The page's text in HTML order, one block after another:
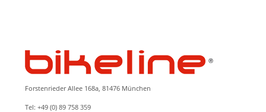
Forstenrieder Allee 168a, 81476 München
Tel: +49 (0) 89 758 359